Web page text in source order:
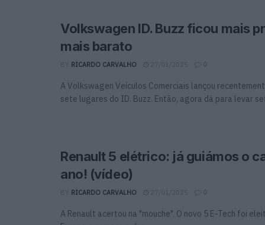
Volkswagen ID. Buzz ficou mais
mais barato
BY RICARDO CARVALHO 27/03/2025 0
A Volkswagen Veículos Comerciais lançou
sete lugares do ID. Buzz. Então, agora dá para levar
Renault 5 elétrico: já guiámos o
ano! (vídeo)
BY RICARDO CARVALHO 27/01/2025 0
A Renault acertou na "mouche". O novo 5 E-Tech foi